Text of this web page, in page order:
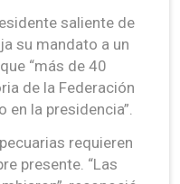
saliente de
su mandato a un
“más de 40
de la Federación
en la presidencia”.
requieren
presente. “Las